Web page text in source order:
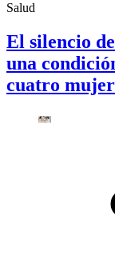
Salud
El silencio
una
cuatro